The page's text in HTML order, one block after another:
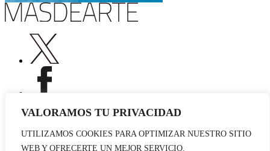
VALORAMOS TU PRIVACIDAD
UTILIZAMOS COOKIES PARA OPTIMIZAR NUESTRO SITIO
WEB Y OFRECERTE UN MEJOR SERVICIO.
Publicidad